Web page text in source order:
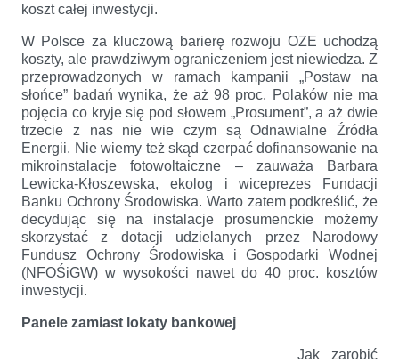
koszt całej inwestycji.
W Polsce za kluczową barierę rozwoju OZE uchodzą
koszty, ale prawdziwym ograniczeniem jest niewiedza. Z
przeprowadzonych w ramach kampanii „Postaw na
słońce” badań wynika, że aż 98 proc. Polaków nie ma
pojęcia co kryje się pod słowem „Prosument”, a aż dwie
trzecie z nas nie wie czym są Odnawialne Źródła
Energii. Nie wiemy też skąd czerpać dofinansowanie na
mikroinstalacje fotowoltaiczne – zauważa Barbara
Lewicka-Kłoszewska, ekolog i wiceprezes Fundacji
Banku Ochrony Środowiska. Warto zatem podkreślić, że
decydując się na instalacje prosumenckie możemy
skorzystać z dotacji udzielanych przez Narodowy
Fundusz Ochrony Środowiska i Gospodarki Wodnej
(NFOŚiGW) w wysokości nawet do 40 proc. kosztów
inwestycji.
Panele zamiast lokaty bankowej
Jak zarobić